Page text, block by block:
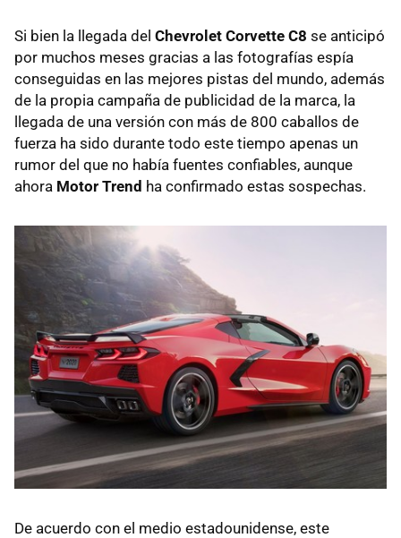
Si bien la llegada del Chevrolet Corvette C8 se anticipó
por muchos meses gracias a las fotografías espía
conseguidas en las mejores pistas del mundo, además
de la propia campaña de publicidad de la marca, la
llegada de una versión con más de 800 caballos de
fuerza ha sido durante todo este tiempo apenas un
rumor del que no había fuentes confiables, aunque
ahora Motor Trend ha confirmado estas sospechas.
De acuerdo con el medio estadounidense, este